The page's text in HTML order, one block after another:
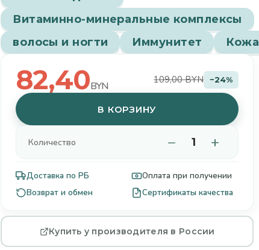
Витаминно-минеральные комплексы
волосы и ногти
Иммунитет Кожа
82,40BYN 109,00 BYN −24%
В КОРЗИНУ
Количество − +
Доставка по РБ
Оплата при получении
Возврат и обмен
Сертификаты качества
Купить у производителя в России